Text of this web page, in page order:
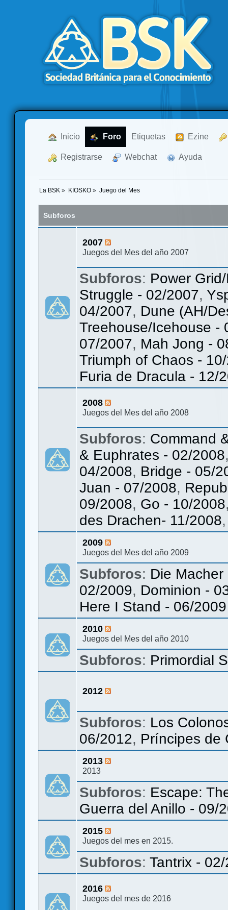
Inicio Foro Etiquetas Ezine
Registrarse Webchat Ayuda
La BSK » KIOSKO» Juego del Mes
Subforos
2007
Juegos del Mes del año 2007
Subforos: Power
Struggle - 02/2007,
04/2007, Dune (AH/
Treehouse/Icehouse -
07/2007, Mah Jong -
Triumph of Chaos -
Furia de Dracula - 12/
2008
Juegos del Mes del año 2008
Subforos: Command
& Euphrates - 02/2008
04/2008, Bridge - 05/
Juan - 07/2008,
09/2008, Go - 10/2008
des Drachen- 11/2008
2009
Juegos del Mes del año 2009
Subforos: Die
02/2009, Dominion -
Here I Stand - 06/2009
2010
Juegos del Mes del año 2010
Subforos: Primordial
2012
Subforos: Los
06/2012, Príncipes de
2013
2013
Subforos: Escape:
Guerra del Anillo - 09/
2015
Juegos del mes en 2015.
Subforos: Tantrix -
2016
Juegos del mes de 2016